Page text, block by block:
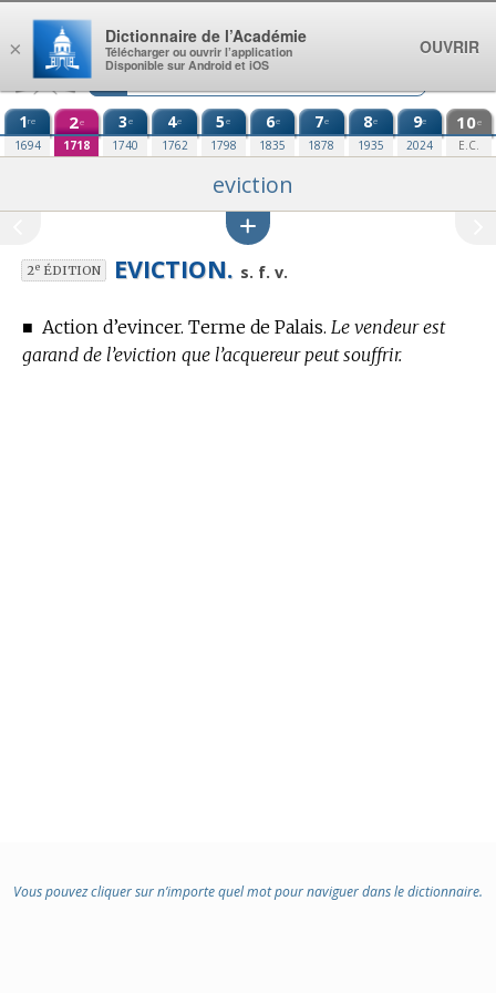
Aller au contenu
1re
1694
2e
1718
3e
1740
4e
1762
5e
1798
6e
1835
7e
1878
8e
1935
9e
2024
10e
E.C.
eviction
2eÉDITION EVICTION. s. f. v.
■ Action d’evincer. Terme de Palais. Le vendeur est
garand de l’eviction que l’acquereur peut souffrir.
Vous pouvez cliquer sur n’importe quel mot pour naviguer dans le dictionnaire.
×
Dictionnaire de l’Académie
Télécharger ou ouvrir l’application
Disponible sur Android et iOS
OUVRIR